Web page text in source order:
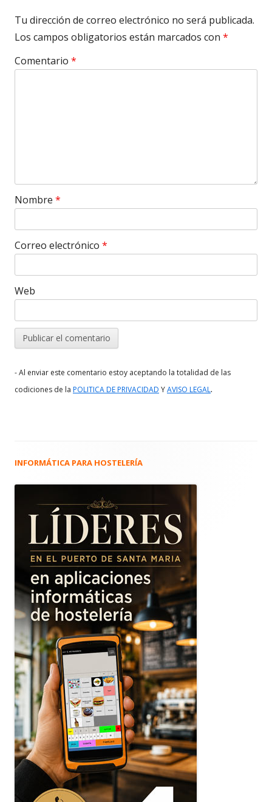
Tu dirección de correo electrónico no será publicada.
Los campos obligatorios están marcados con *
Comentario *
Nombre *
Correo electrónico *
Web
- Al enviar este comentario estoy aceptando la totalidad de las
codiciones de la POLITICA DE PRIVACIDAD YAVISO LEGAL.
Barra
principal
INFORMÁTICA PARA HOSTELERÍA